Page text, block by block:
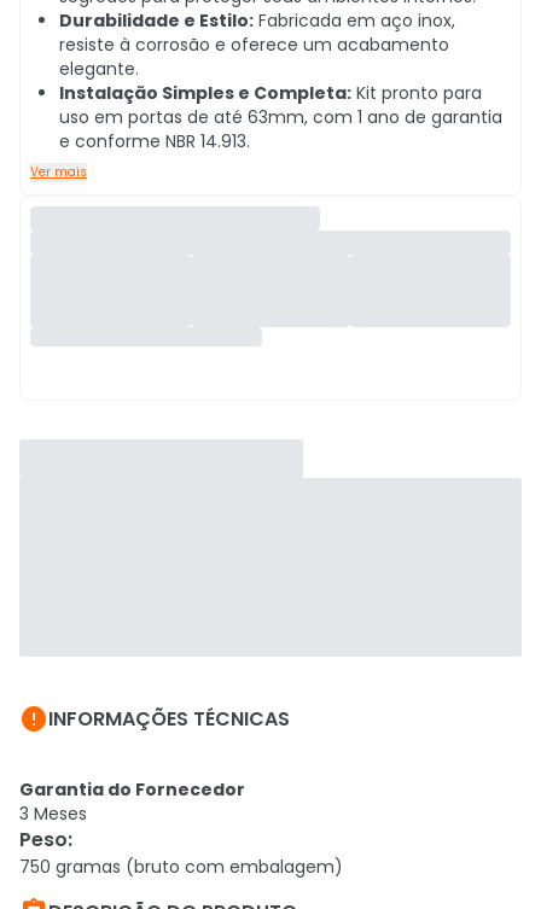
Durabilidade e Estilo: Fabricada em aço inox,
resiste à corrosão e oferece um acabamento
elegante.
Instalação Simples e Completa: Kit pronto para
uso em portas de até 63mm, com 1 ano de garantia
e conforme NBR 14.913.
Ver mais
INFORMAÇÕES TÉCNICAS
Garantia do Fornecedor
3 Meses
Peso:
750 gramas (bruto com embalagem)